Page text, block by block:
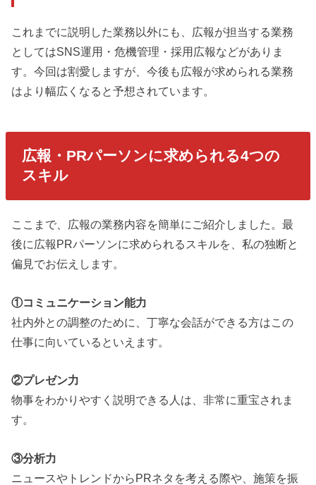
これまでに説明した業務以外にも、広報が担当する業務
としてはSNS運用・危機管理・採用広報などがありま
す。今回は割愛しますが、今後も広報が求められる業務
はより幅広くなると予想されています。
広報・PRパーソンに求められる4つの
スキル
ここまで、広報の業務内容を簡単にご紹介しました。最
後に広報PRパーソンに求められるスキルを、私の独断と
偏見でお伝えします。
①コミュニケーション能力
社内外との調整のために、丁寧な会話ができる方はこの
仕事に向いているといえます。
②プレゼン力
物事をわかりやすく説明できる人は、非常に重宝されま
す。
③分析力
ニュースやトレンドからPRネタを考える際や、施策を振